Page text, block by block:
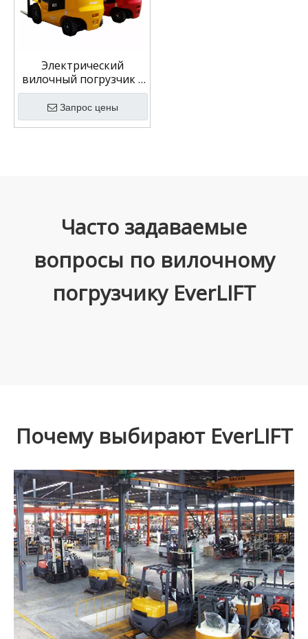
Электрический
вилочный погрузчик с
литий-ионным
аккумулятором, 2,5
тонны, 4 колеса,
Запрос цены
Часто задаваемые
вопросы по вилочному
погрузчику EverLIFT
Почему выбирают EverLIFT